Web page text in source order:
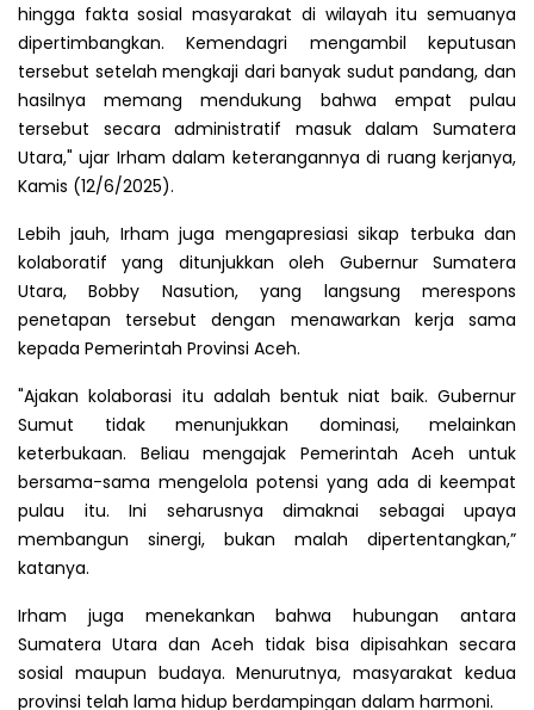
hingga fakta sosial masyarakat di wilayah itu semuanya
dipertimbangkan. Kemendagri mengambil keputusan
tersebut setelah mengkaji dari banyak sudut pandang, dan
hasilnya memang mendukung bahwa empat pulau
tersebut secara administratif masuk dalam Sumatera
Utara," ujar Irham dalam keterangannya di ruang kerjanya,
Kamis (12/6/2025).
Lebih jauh, Irham juga mengapresiasi sikap terbuka dan
kolaboratif yang ditunjukkan oleh Gubernur Sumatera
Utara, Bobby Nasution, yang langsung merespons
penetapan tersebut dengan menawarkan kerja sama
kepada Pemerintah Provinsi Aceh.
"Ajakan kolaborasi itu adalah bentuk niat baik. Gubernur
Sumut tidak menunjukkan dominasi, melainkan
keterbukaan. Beliau mengajak Pemerintah Aceh untuk
bersama-sama mengelola potensi yang ada di keempat
pulau itu. Ini seharusnya dimaknai sebagai upaya
membangun sinergi, bukan malah dipertentangkan,”
katanya.
Irham juga menekankan bahwa hubungan antara
Sumatera Utara dan Aceh tidak bisa dipisahkan secara
sosial maupun budaya. Menurutnya, masyarakat kedua
provinsi telah lama hidup berdampingan dalam harmoni.